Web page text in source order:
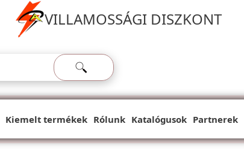
VILLAMOSSÁGI DISZKONT
Kiemelt termékek Rólunk Katalógusok Partnerek